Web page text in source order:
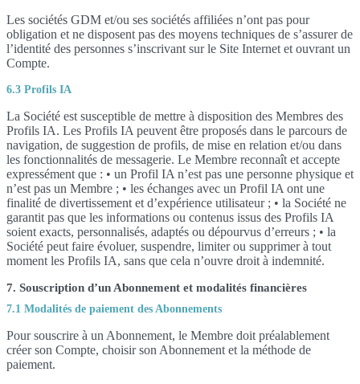
Les sociétés GDM et/ou ses sociétés affiliées n’ont pas pour
obligation et ne disposent pas des moyens techniques de s’assurer de
l’identité des personnes s’inscrivant sur le Site Internet et ouvrant un
Compte.
6.3 Profils IA
La Société est susceptible de mettre à disposition des Membres des
Profils IA. Les Profils IA peuvent être proposés dans le parcours de
navigation, de suggestion de profils, de mise en relation et/ou dans
les fonctionnalités de messagerie. Le Membre reconnaît et accepte
expressément que : • un Profil IA n’est pas une personne physique et
n’est pas un Membre ; • les échanges avec un Profil IA ont une
finalité de divertissement et d’expérience utilisateur ; • la Société ne
garantit pas que les informations ou contenus issus des Profils IA
soient exacts, personnalisés, adaptés ou dépourvus d’erreurs ; • la
Société peut faire évoluer, suspendre, limiter ou supprimer à tout
moment les Profils IA, sans que cela n’ouvre droit à indemnité.
7. Souscription d’un Abonnement et modalités financières
7.1 Modalités de paiement des Abonnements
Pour souscrire à un Abonnement, le Membre doit préalablement
créer son Compte, choisir son Abonnement et la méthode de
paiement.